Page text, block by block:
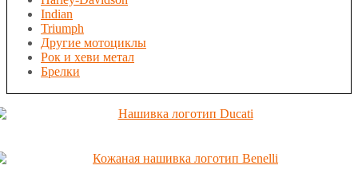
Indian
Triumph
Другие мотоциклы
Рок и хеви метал
Брелки